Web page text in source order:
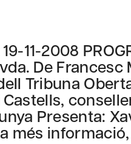
11-2008
De Francesc
Tribuna
Castells,
Presenta:
més